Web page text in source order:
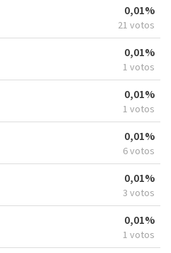
0,01%
21 votos
0,01%
1 votos
0,01%
1 votos
0,01%
6 votos
0,01%
3 votos
0,01%
1 votos